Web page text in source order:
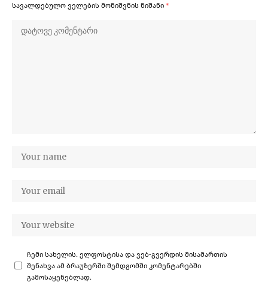
სავალდებულო ველების მონიშვნის ნიშანი *
ჩემი სახელის. ელფოსტისა და ვებ-გვერდის მისამართის
შენახვა ამ ბრაუზერში შემდგომში კომენტარებში
გამოსაყენებლად.